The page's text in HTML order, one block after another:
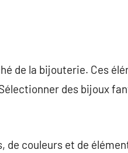
de la bijouterie. Ces
des bijoux
de couleurs et de